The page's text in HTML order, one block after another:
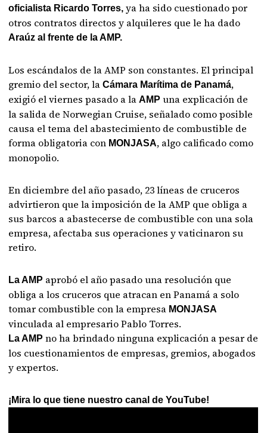
oficialista Ricardo Torres, ya ha sido cuestionado por
otros contratos directos y alquileres que le ha dado
Araúz al frente de la AMP.
Los escándalos de la AMP son constantes. El principal
gremio del sector, la Cámara Marítima de Panamá,
exigió el viernes pasado a laAMP una explicación de
la salida de Norwegian Cruise, señalado como posible
causa el tema del abastecimiento de combustible de
forma obligatoria con MONJASA, algo calificado como
monopolio.
En diciembre del año pasado, 23 líneas de cruceros
advirtieron que la imposición de la AMP que obliga a
sus barcos a abastecerse de combustible con una sola
empresa, afectaba sus operaciones y vaticinaron su
retiro.
La AMP aprobó el año pasado una resolución que
obliga a los cruceros que atracan en Panamá a solo
tomar combustible con la empresa MONJASA
vinculada al empresario Pablo Torres.
La AMP no ha brindado ninguna explicación a pesar de
los cuestionamientos de empresas, gremios, abogados
y expertos.
¡Mira lo que tiene nuestro canal de YouTube!